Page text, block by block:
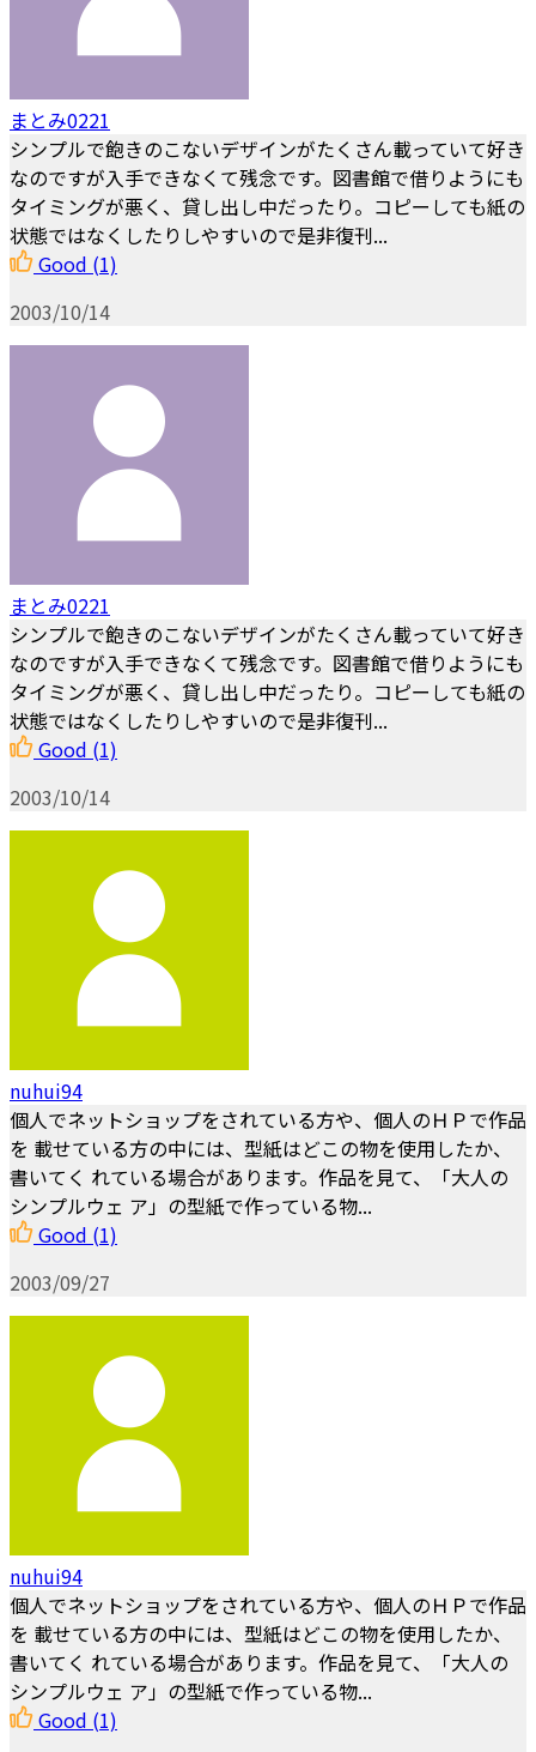
まとみ0221
シンプルで飽きのこないデザインがたくさん載っていて好き
なのですが入手できなくて残念です。図書館で借りようにも
タイミングが悪く、貸し出し中だったり。コピーしても紙の
状態ではなくしたりしやすいので是非復刊...
Good (1)
2003/10/14
まとみ0221
シンプルで飽きのこないデザインがたくさん載っていて好き
なのですが入手できなくて残念です。図書館で借りようにも
タイミングが悪く、貸し出し中だったり。コピーしても紙の
状態ではなくしたりしやすいので是非復刊...
Good (1)
2003/10/14
nuhui94
個人でネットショップをされている方や、個人のＨＰで作品
を 載せている方の中には、型紙はどこの物を使用したか、
書いてく れている場合があります。作品を見て、「大人の
シンプルウェ ア」の型紙で作っている物...
Good (1)
2003/09/27
nuhui94
個人でネットショップをされている方や、個人のＨＰで作品
を 載せている方の中には、型紙はどこの物を使用したか、
書いてく れている場合があります。作品を見て、「大人の
シンプルウェ ア」の型紙で作っている物...
Good (1)